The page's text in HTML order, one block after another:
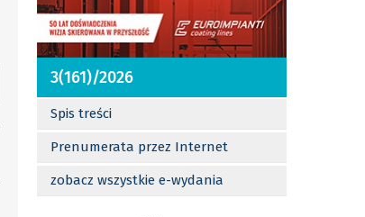
3(161)/2026
Spis treści
Prenumerata przez Internet
zobacz wszystkie e-wydania